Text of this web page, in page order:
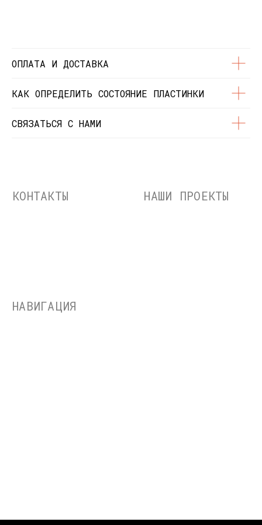
ОПЛАТА И ДОСТАВКА
КАК ОПРЕДЕЛИТЬ СОСТОЯНИЕ ПЛАСТИНКИ
СВЯЗАТЬСЯ С НАМИ
323774600664115, ИНН: 771597260331